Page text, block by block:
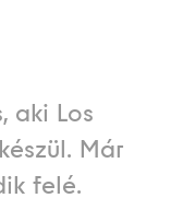
aki Los
Már
felé.